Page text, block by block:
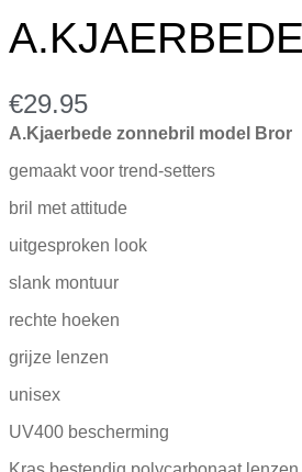
€29.95
A.Kjaerbede zonnebril model Bror
gemaakt voor trend-setters
bril met attitude
uitgesproken look
slank montuur
rechte hoeken
grijze lenzen
unisex
UV400 bescherming